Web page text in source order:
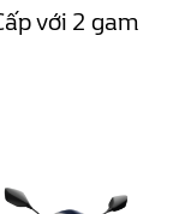
với 2 gam